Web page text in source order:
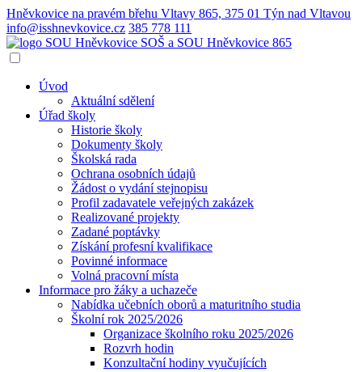
Hněvkovice na pravém břehu Vltavy 865, 375 01 Týn nad Vltavou
info@isshnevkovice.cz 385 778 111
SOŠ a SOU Hněvkovice 865
Úvod
Aktuální sdělení
Úřad školy
Historie školy
Dokumenty školy
Školská rada
Ochrana osobních údajů
Žádost o vydání stejnopisu
Profil zadavatele veřejných zakázek
Realizované projekty
Zadané poptávky
Získání profesní kvalifikace
Povinné informace
Volná pracovní místa
Informace pro žáky a uchazeče
Nabídka učebních oborů a maturitního studia
Školní rok 2025/2026
Organizace školního roku 2025/2026
Rozvrh hodin
Konzultační hodiny vyučujících